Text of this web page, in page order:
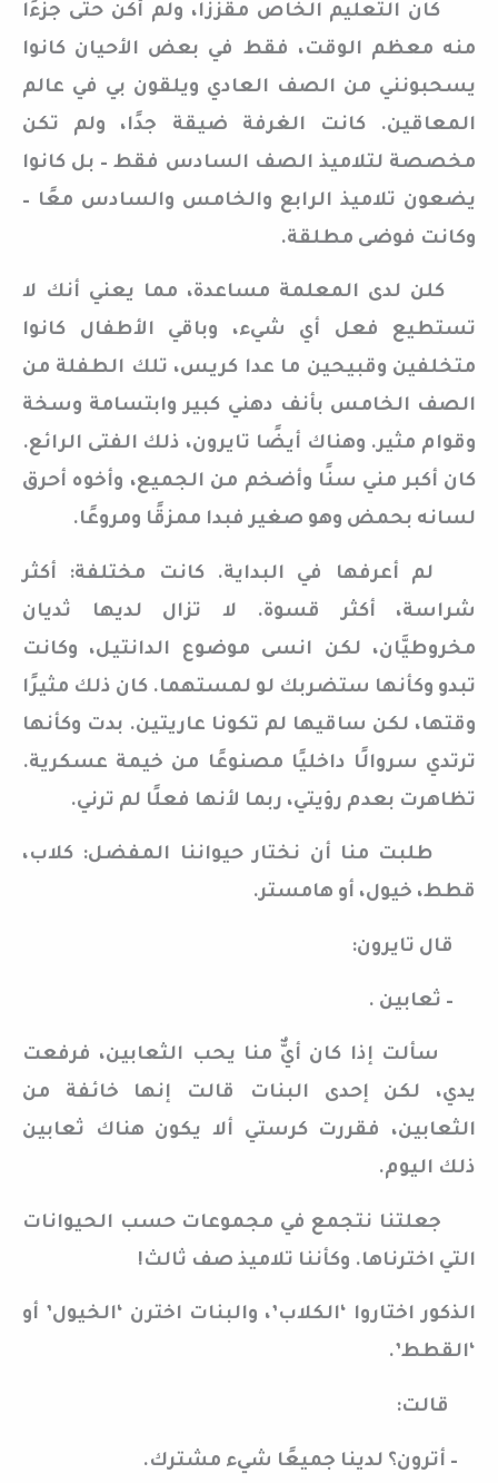
كان التعليم الخاص مقززًا، ولم أكن حتى جزءًا
منه معظم الوقت، فقط في بعض الأحيان كانوا
يسحبونني من الصف العادي ويلقون بي في عالم
المعاقين. كانت الغرفة ضيقة جدًا، ولم تكن
مخصصة لتلاميذ الصف السادس فقط – بل كانوا
يضعون تلاميذ الرابع والخامس والسادس معًا –
وكانت فوضى مطلقة.
كلن لدى المعلمة مساعدة، مما يعني أنك لا
تستطيع فعل أي شيء، وباقي الأطفال كانوا
متخلفين وقبيحين ما عدا كريس، تلك الطفلة من
الصف الخامس بأنف دهني كبير وابتسامة وسخة
وقوام مثير. وهناك أيضًا تايرون، ذلك الفتى الرائع.
كان أكبر مني سنًا وأضخم من الجميع، وأخوه أحرق
لسانه بحمض وهو صغير فبدا ممزقًا ومروعًا.
لم أعرفها في البداية. كانت مختلفة: أكثر
شراسة، أكثر قسوة. لا تزال لديها ثديان
مخروطيَّان، لكن انسى موضوع الدانتيل، وكانت
تبدو وكأنها ستضربك لو لمستهما. كان ذلك مثيرًا
وقتها، لكن ساقيها لم تكونا عاريتين. بدت وكأنها
ترتدي سروالًا داخليًا مصنوعًا من خيمة عسكرية.
تظاهرت بعدم رؤيتي، ربما لأنها فعلًا لم ترني.
طلبت منا أن نختار حيواننا المفضل: كلاب،
قطط، خيول، أو هامستر.
قال تايرون:
– ثعابين .
سألت إذا كان أيٌّ منا يحب الثعابين، فرفعت
يدي، لكن إحدى البنات قالت إنها خائفة من
الثعابين، فقررت كرستي ألا يكون هناك ثعابين
ذلك اليوم.
جعلتنا نتجمع في مجموعات حسب الحيوانات
التي اخترناها. وكأننا تلاميذ صف ثالث!
الذكور اختاروا ‘الكلاب’، والبنات اخترن ‘الخيول’ أو
‘القطط’.
قالت:
– أترون؟ لدينا جميعًا شيء مشترك.